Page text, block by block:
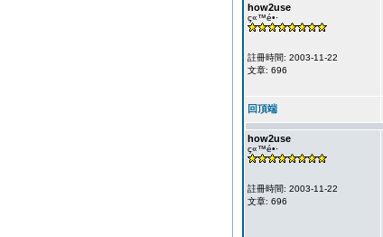
how2use
ç«™é•·
註冊時間: 2003-11-22
文章: 696
回頂端
how2use
ç«™é•·
註冊時間: 2003-11-22
文章: 696